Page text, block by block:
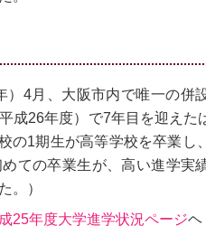
4月、大阪市内で唯一の併
成26年度）で7年目を迎えた
の1期生が高等学校を卒業し
ての卒業生が、高い進学実
。）
25年度大学進学状況ページヘ